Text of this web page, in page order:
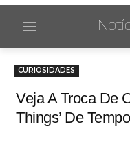
CURIOSIDADES
Veja A Troca De
Things’ De